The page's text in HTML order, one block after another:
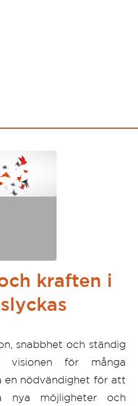
kraften i
snabbhet och ständig
för många
en nödvändighet för att
nya möjligheter och